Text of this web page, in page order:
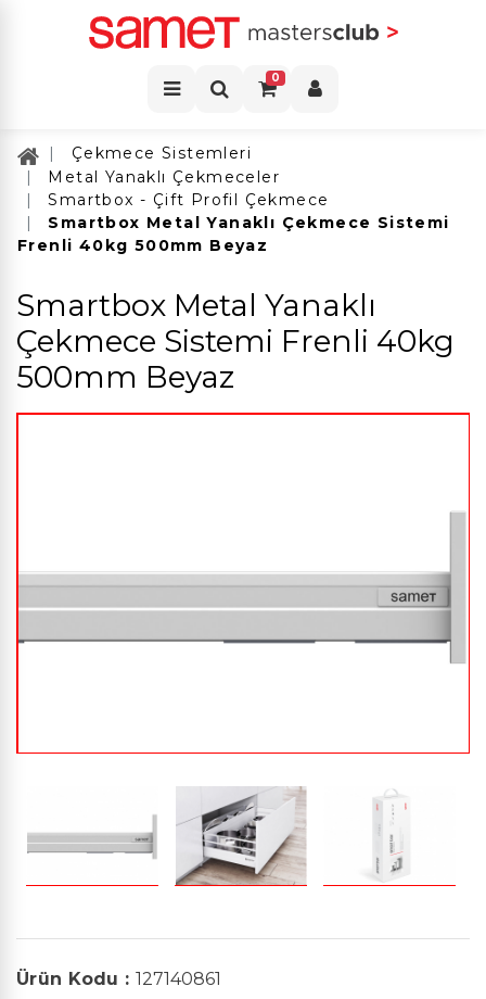
0
Çekmece Sistemleri
Metal Yanaklı Çekmeceler
Smartbox - Çift Profil Çekmece
Smartbox Metal Yanaklı Çekmece Sistemi
Frenli 40kg 500mm Beyaz
Smartbox Metal Yanaklı
Çekmece Sistemi Frenli 40kg
500mm Beyaz
Ürün Kodu : 127140861